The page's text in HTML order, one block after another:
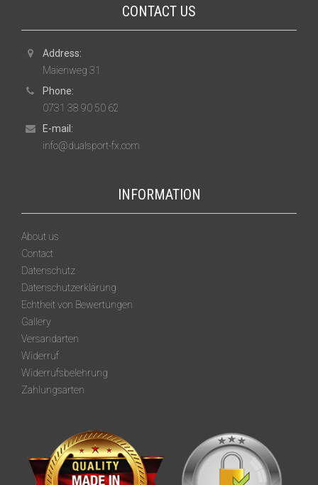
CONTACT US
Address:
Maienweg 31
Phone:
0731 38 90 50 62
E-mail:
info@dualsport-fx.com
INFORMATION
About us
Contact
Datenschutz
Datenschutzerklärung
Echtheit von Bewertungen
Gallery
Versandarten
Widerruf
Widerrufsbelehrung
Zahlungsarten